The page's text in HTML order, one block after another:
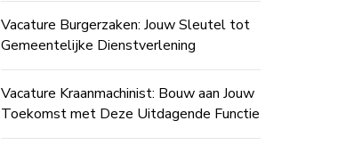
Vacature Burgerzaken: Jouw Sleutel tot
Gemeentelijke Dienstverlening
Vacature Kraanmachinist: Bouw aan Jouw
Toekomst met Deze Uitdagende Functie